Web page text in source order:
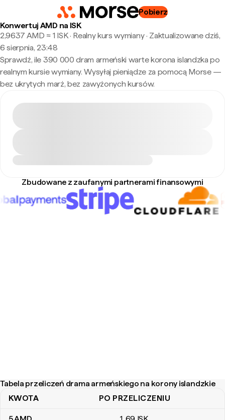
Pobierz
Konwertuj AMD na ISK
2,9637 AMD ≈ 1 ISK · Realny kurs wymiany· Zaktualizowane dziś,
6 sierpnia, 23:48
Sprawdź, ile 390 000 dram armeński warte korona islandzka po
realnym kursie wymiany. Wysyłaj pieniądze za pomocą Morse —
bez ukrytych marż, bez zawyżonych kursów.
Zbudowane z zaufanymi partnerami finansowymi
Tabela przeliczeń drama armeńskiego na korony islandzkie
Tabela przeliczeń drama armeńskiego na korony islandzkie
KWOTA PO PRZELICZENIU